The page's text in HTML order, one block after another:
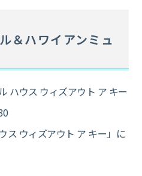
＆ハワイアンミュ
ハウス ウィズアウト ア キー
ス ウィズアウト ア キー」に